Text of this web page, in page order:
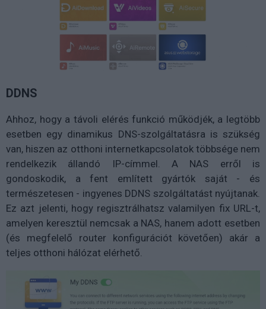
DDNS
Ahhoz, hogy a távoli elérés funkció működjék, a legtöbb
esetben egy dinamikus DNS-szolgáltatásra is szükség
van, hiszen az otthoni internetkapcsolatok többsége nem
rendelkezik állandó IP-címmel. A NAS erről is
gondoskodik, a fent említett gyártók saját - és
természetesen - ingyenes DDNS szolgáltatást nyújtanak.
Ez azt jelenti, hogy regisztrálhatsz valamilyen fix URL-t,
amelyen keresztül nemcsak a NAS, hanem adott esetben
(és megfelelő router konfigurációt követően) akár a
teljes otthoni hálózat elérhető.